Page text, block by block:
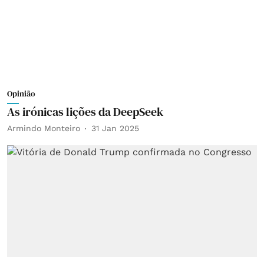
Opinião
As irónicas lições da DeepSeek
Armindo Monteiro 31 Jan 2025